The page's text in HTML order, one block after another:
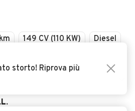
149 CV (110 KW)
Diesel
storto! Riprova più